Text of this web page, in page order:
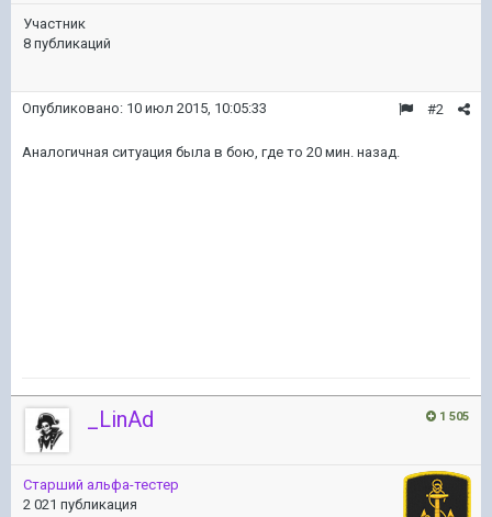
Участник
8 публикаций
#2
Опубликовано: 10 июл 2015, 10:05:33
Аналогичная ситуация была в бою, где то 20 мин. назад.
1 505
_LinAd
Старший альфа-тестер
2 021 публикация